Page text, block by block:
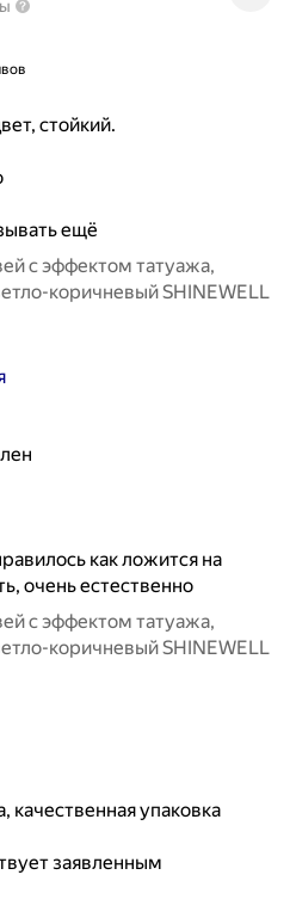
стойкий.
ещё
с эффектом татуажа,
коричневый SHINEWELL
как ложится на
очень естественно
с эффектом татуажа,
коричневый SHINEWELL
качественная упаковка
заявленным